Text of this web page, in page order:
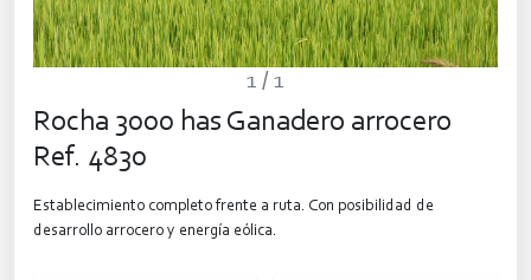
1 / 1
Rocha 3000 has Ganadero arrocero
Ref. 4830
Establecimiento completo frente a ruta. Con posibilidad de
desarrollo arrocero y energía eólica.